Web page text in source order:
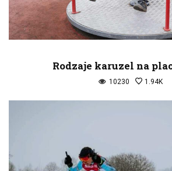
Rodzaje karuzel na
10230 1.94K